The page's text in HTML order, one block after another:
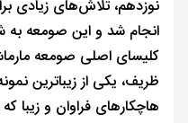
نوزدهم، تلاش‌های زیادی
انجام شد و این صومعه
کلیسای اصلی صومعه
ظریف، یکی از زیباترین
هاچکارهای فراوان و زیبا